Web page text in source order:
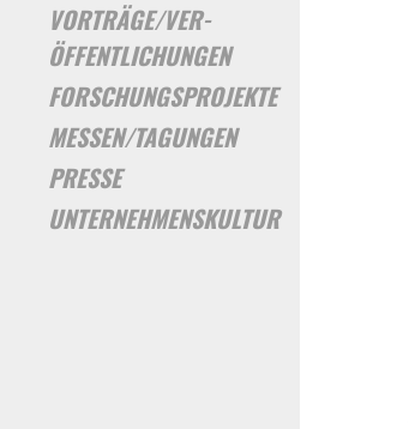
VORTRÄGE/VER­
ÖFFENTLICHUNGEN
FORSCHUNGSPROJEKTE
MESSEN/TAGUNGEN
PRESSE
UNTERNEHMENSKULTUR